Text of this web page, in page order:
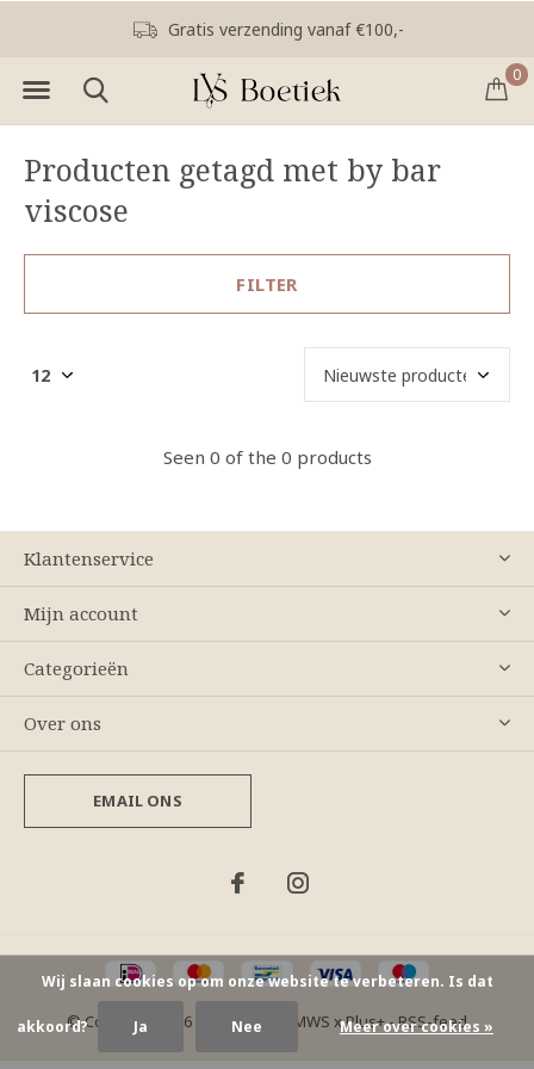
0
Gratis verzending vanaf €100,-
Producten getagd met by bar
viscose
FILTER
Seen 0 of the 0 products
Klantenservice
Mijn account
Categorieën
Over ons
EMAIL ONS
© Copyright 2026 - Theme By DMWS xPlus+-RSS-feed
Wij slaan cookies op om onze website te verbeteren. Is dat
akkoord? Ja Nee Meer over cookies »